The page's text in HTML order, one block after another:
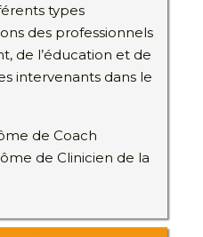
types
des professionnels
de l’éducation et de
intervenants dans le
de Coach
de Clinicien de la